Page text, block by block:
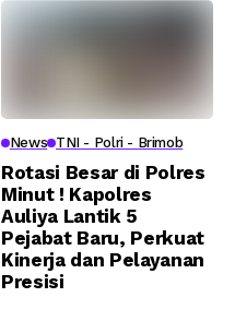
News TNI - Polri - Brimob
Rotasi Besar di Polres
Minut ! Kapolres
Auliya Lantik 5
Pejabat Baru, Perkuat
Kinerja dan Pelayanan
Presisi